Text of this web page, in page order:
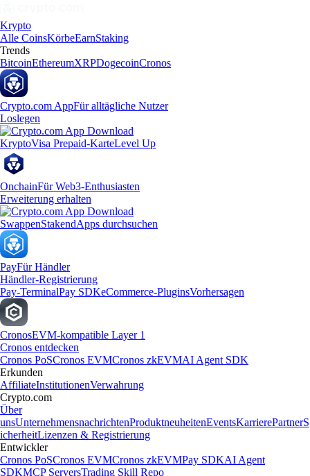
Krypto
Alle CoinsKörbeEarnStaking
Trends
BitcoinEthereumXRPDogecoinCronos
Crypto.com AppFür alltägliche Nutzer
Loslegen
KryptoVisa Prepaid-KarteLevel Up
OnchainFür Web3-Enthusiasten
Erweiterung erhalten
SwappenStakendApps durchsuchen
PayFür Händler
Händler-Registrierung
Pay-TerminalPay SDKeCommerce-PluginsVorhersagen
CronosEVM-kompatible Layer 1
Cronos entdecken
Cronos PoSCronos EVMCronos zkEVMAI Agent SDK
Erkunden
AffiliateInstitutionenVerwahrung
Crypto.com
Über
unsUnternehmensnachrichtenProduktneuheitenEventsKarrierePartnerS
icherheitLizenzen & Registrierung
Entwickler
Cronos PoSCronos EVMCronos zkEVMPay SDKAI Agent
SDKMCP ServersTrading Skill Repo